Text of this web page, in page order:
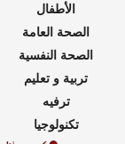
الأطفال
الصحة العامة
الصحة النفسية
تربية و تعليم
ترفيه
تكنولوجيا